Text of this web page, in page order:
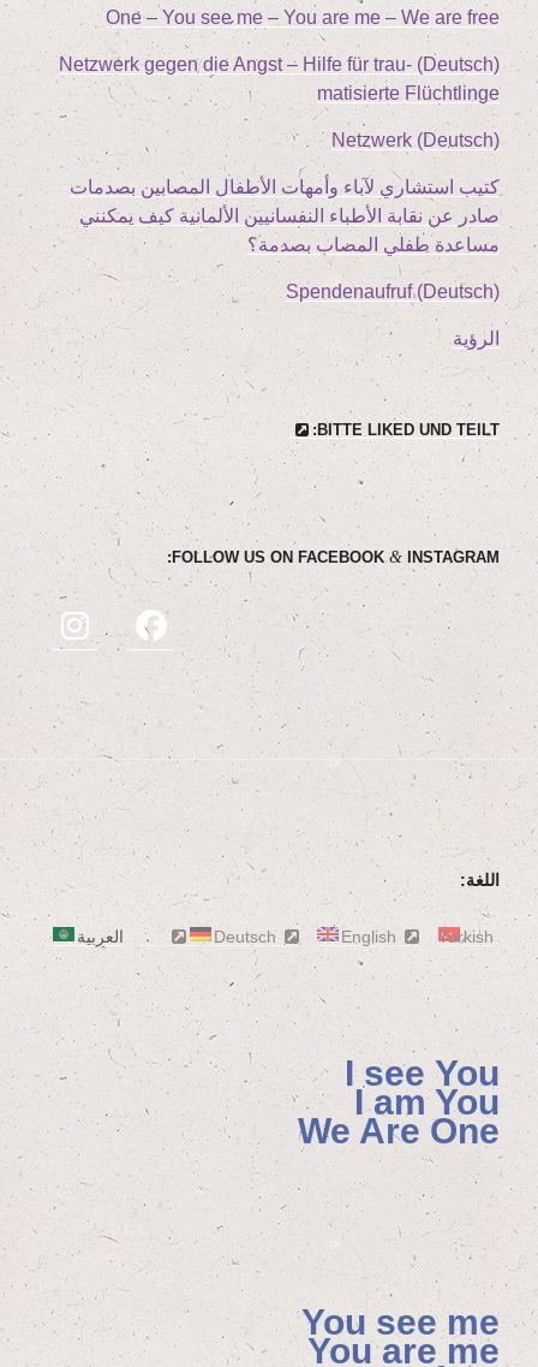
One – You see me – You are me – We are free
(Deutsch) Netz­werk gegen die Angst – Hil­fe für trau­
ma­ti­sier­te Flüchtlinge
(Deutsch) Netz­werk
كتيب استشاري لآباء وأمهات الأطفال المصابين بصدمات
صادر عن نقابة الأطباء النفسانيين الألمانية كيف يمكنني
مساعدة طفلي المصاب بصدمة؟
(Deutsch) Spen­den­auf­ruf
الرؤية
BIT­TE LIK­ED UND TEILT:
FOL­LOW US ON FACE­BOOK&INSTAGRAM:
اللغة:
Deutsch English Turkish العربية
I see You
I am You
We Are One
You see me
You are me